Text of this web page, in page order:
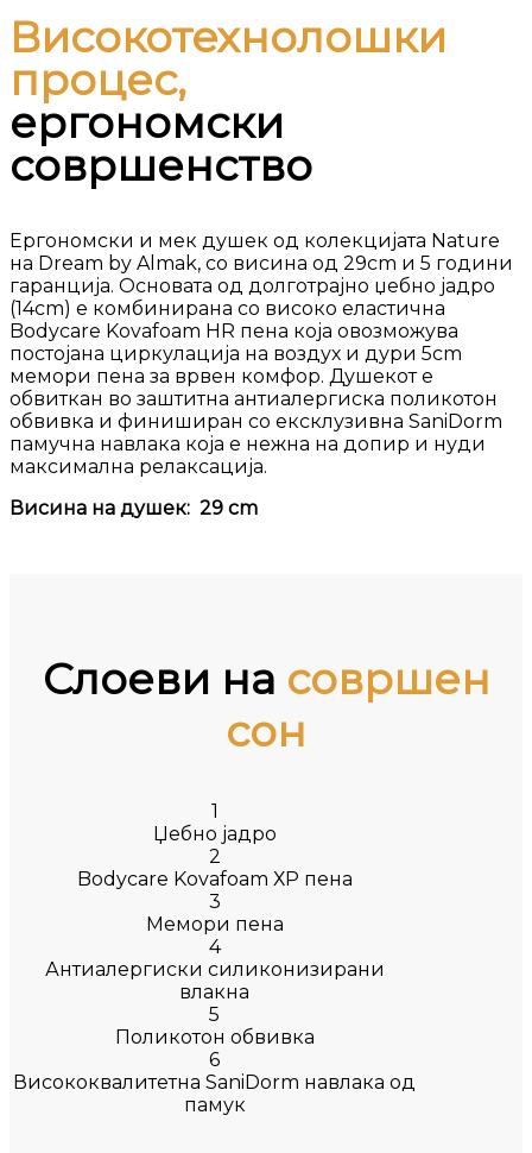
Високотехнолошки
процес,
ергономски
совршенство
Ергономски и мек душек од колекцијата Nature
на Dream by Almak, со висина од 29cm и 5 години
гаранција. Основата од долготрајно џебно јадро
(14cm) е комбинирана со високо еластична
Bodycare Kovafoam HR пена која овозможува
постојана циркулација на воздух и дури 5cm
мемори пена за врвен комфор. Душекот е
обвиткан во заштитна антиалергиска поликотон
обвивка и финиширан со ексклузивна SaniDorm
памучна навлака која е нежна на допир и нуди
максимална релаксација.
Висина на душек: 29 сm
Слоеви на совршен
сон
1
Џебно јадро
2
Bodycare Kovafoam ХР пена
3
Мемори пена
4
Антиалергиски силиконизирани
влакна
5
Поликотон обвивка
6
Висококвалитетна SaniDorm навлака од
памук